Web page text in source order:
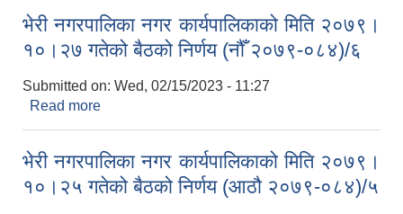
भेरी नगरपालिका नगर कार्यपालिकाको मिति २०७९।
१०।२७ गतेको बैठको निर्णय (नौँ २०७९-०८४)/६
Submitted on: Wed, 02/15/2023 - 11:27
Read more
भेरी नगरपालिका नगर कार्यपालिकाको मिति २०७९।
१०।२५ गतेको बैठको निर्णय (आठौ २०७९-०८४)/५